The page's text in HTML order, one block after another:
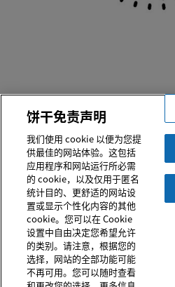
微信小程序“斓世色彩库与珠
提供珠光颜料在涂料，塑料应
© 2026 SUSONITY Commercial
有权利。严格禁止在未经同意的情况下
网站使用条款 | 销售及交付通用条款和
子营业执照 | 沪ICP备2025136106号-1
证 | 个人信息收集同意书 |
饼干免责声明
我们使用 cookie 以便为您提
供最佳的网站体验。这包括
应用程序和网站运行所必需
的 cookie，以及仅用于匿名
统计目的、更舒适的网站设
置或显示个性化内容的其他
cookie。您可以在 Cookie
设置中自由决定您希望允许
的类别。请注意，根据您的
选择，网站的全部功能可能
不再可用。您可以随时查看